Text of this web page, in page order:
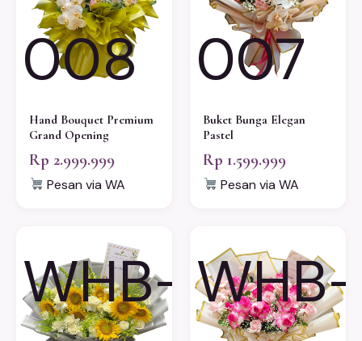
008
Hand Bouquet Premium
Grand Opening
Rp 2.999.999
Pesan via WA
007
Buket Bunga Elegan
Pastel
Rp 1.599.999
Pesan via WA
WHB- WHB-